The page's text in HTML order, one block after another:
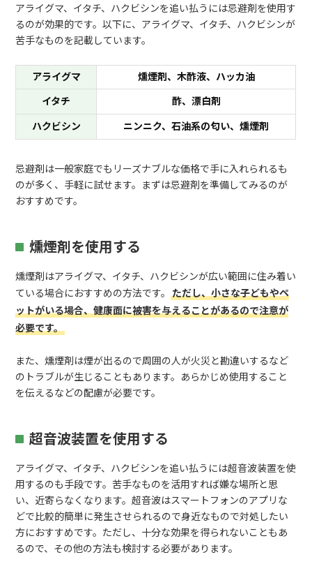
アライグマ、イタチ、ハクビシンを追い払うには忌避剤を使用す
るのが効果的です。以下に、アライグマ、イタチ、ハクビシンが
苦手なものを記載しています。
アライグマ
燻煙剤、木酢液、ハッカ油
イタチ
酢、漂白剤
ハクビシン
ニンニク、石油系の匂い、燻煙剤
忌避剤は一般家庭でもリーズナブルな価格で手に入れられるも
のが多く、手軽に試せます。まずは忌避剤を準備してみるのが
おすすめです。
燻煙剤を使用する
燻煙剤はアライグマ、イタチ、ハクビシンが広い範囲に住み着い
ている場合におすすめの方法です。ただし、小さな子どもやペ
ットがいる場合、健康面に被害を与えることがあるので注意が
必要です。
また、燻煙剤は煙が出るので周囲の人が火災と勘違いするなど
のトラブルが生じることもあります。あらかじめ使用すること
を伝えるなどの配慮が必要です。
超音波装置を使用する
アライグマ、イタチ、ハクビシンを追い払うには超音波装置を使
用するのも手段です。苦手なものを活用すれば嫌な場所と思
い、近寄らなくなります。超音波はスマートフォンのアプリな
どで比較的簡単に発生させられるので身近なもので対処したい
方におすすめです。ただし、十分な効果を得られないこともあ
るので、その他の方法も検討する必要があります。